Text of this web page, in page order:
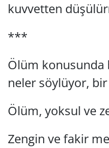
kuvvetten
***
Ölüm konusunda
neler söylüyor,
Ölüm, yoksul ve
Zengin ve fakir